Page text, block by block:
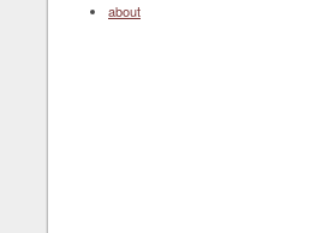
about